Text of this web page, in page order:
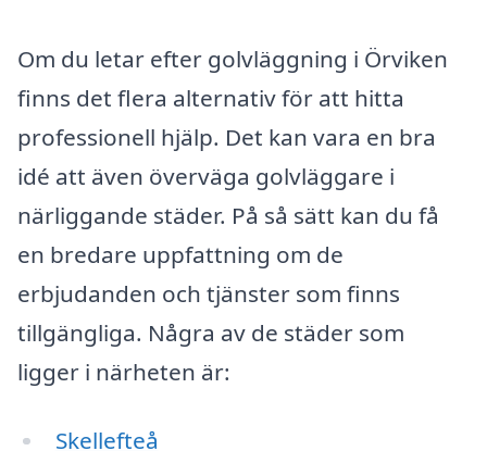
Om du letar efter golvläggning i Örviken
finns det flera alternativ för att hitta
professionell hjälp. Det kan vara en bra
idé att även överväga golvläggare i
närliggande städer. På så sätt kan du få
en bredare uppfattning om de
erbjudanden och tjänster som finns
tillgängliga. Några av de städer som
ligger i närheten är:
Skellefteå